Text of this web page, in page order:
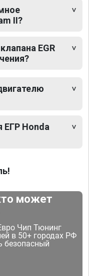
II?
EGR
ЕГР Honda
может
Чип Тюнинг
в 50+ городах РФ
безопасный